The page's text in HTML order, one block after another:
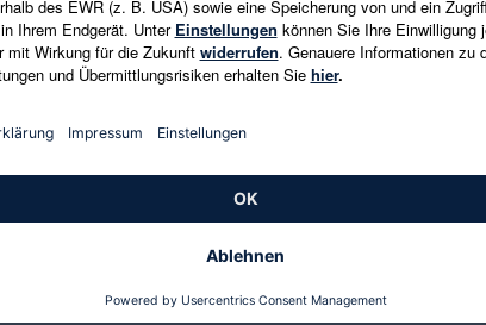
Es gelten die Datenschutzrichtlinien
Rechtliches